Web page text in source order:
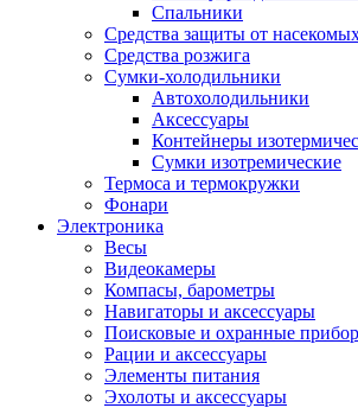
Спальники
Средства защиты от
Средства розжига
Сумки-холодильники
Автохолодильники
Аксессуары
Контейнеры
Сумки изотремические
Термоса и термокружки
Фонари
Электроника
Весы
Видеокамеры
Компасы, барометры
Навигаторы и аксессуары
Поисковые и охранные
Рации и аксессуары
Элементы питания
Эхолоты и аксессуары